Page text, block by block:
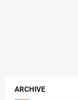
ARCHIVE